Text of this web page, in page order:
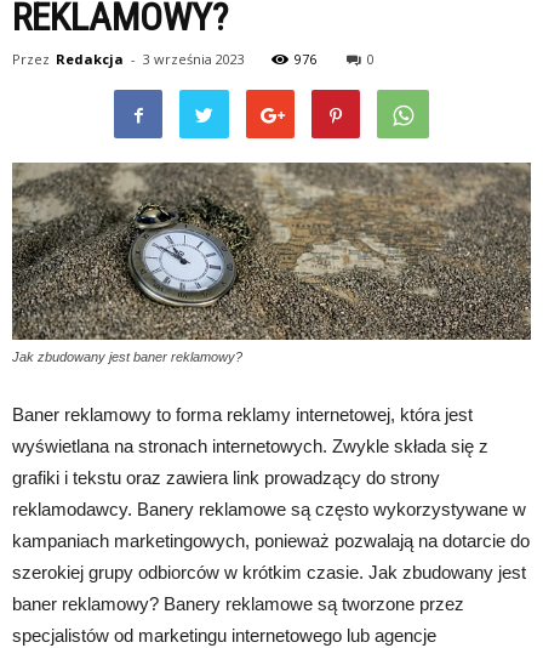
REKLAMOWY?
Przez Redakcja - 3 września 2023 976 0
Jak zbudowany jest baner reklamowy?
Baner reklamowy to forma reklamy internetowej, która jest
wyświetlana na stronach internetowych. Zwykle składa się z
grafiki i tekstu oraz zawiera link prowadzący do strony
reklamodawcy. Banery reklamowe są często wykorzystywane w
kampaniach marketingowych, ponieważ pozwalają na dotarcie do
szerokiej grupy odbiorców w krótkim czasie. Jak zbudowany jest
baner reklamowy? Banery reklamowe są tworzone przez
specjalistów od marketingu internetowego lub agencje